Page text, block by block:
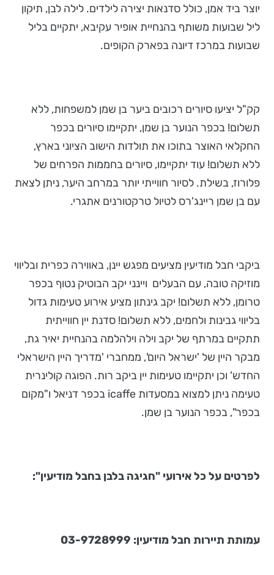
יוצר ביד אמן, כולל סדנאות יצירה לילדים. לילה לבן, תיקון
ליל שבועות משותף בהנחיית אופיר עקיבא, יתקיים בליל
שבועות במרכז דיונה בפארק הקופים.
קק"ל יציעו סיורים רכובים ביער בן שמן למשפחות, ללא
תשלום! בכפר הנוער בן שמן, יתקיימו סיורים בכפר
החקלאי האוצר בתוכו את תולדות הישוב הציוני בארץ,
ללא תשלום! עוד יתקיימו, סיורים בחממות הפרחים של
פלורוז, בשילת. לסיור חווייתי יותר במרחב היער, ניתן לצאת
עם בן שמן ריינג'רס לטיול טרקטורנים אתגרי.
ביקבי חבל מודיעין מציעים מפגש יינן, באווירה כפרית ובליווי
מוזיקה טובה, עם הבעלים ויינני יקב הבוטיק נטוף בכפר
טרומן, ללא תשלום! יקב גינתון מציע אירוע טעימות גדול
בליווי גבינות ולחמים, ללא תשלום! סדנת יין חווייתית
תתקיים במרתף של יקב וילה וילהלמה בהנחיית יאיר גת,
מבקר היין של 'ישראל היום', ממחברי 'מדריך היין הישראלי
החדש' וכן יתקיימו טעימות יין ביקב רות. הפוגה קולינרית
טעימה ניתן למצוא במסעדות icaffe בכפר דניאל ו"מקום
בכפר", בכפר הנוער בן שמן.
לפרטים על כל אירועי "חגיגה בלבן בחבל מודיעין":
עמותת תיירות חבל מודיעין: 03-9728999